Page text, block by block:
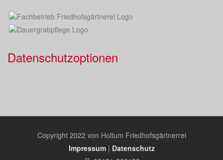
Datenschutzoptionen
Copyright 2022 von Holtum Friedhofsgärtnerrei
Impressum| Datenschutz